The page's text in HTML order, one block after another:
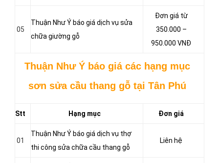
05
Thuận Như Ý báo giá dịch vụ sửa
chữa giường gỗ
Đơn giá từ
350.000 –
950.000 VNĐ
Thuận Như Ý báo giá các hạng mục
sơn sửa cầu thang gỗ tại Tân Phú
Stt Hạng mục Đơn giá
01
Thuận Như Ý báo giá dịch vụ thợ
thi công sửa chữa cầu thang gỗ
Liên hệ